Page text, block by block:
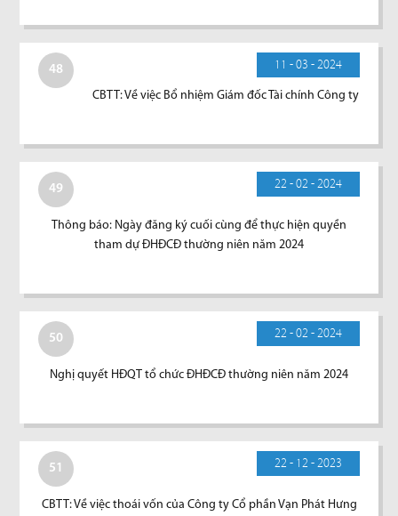
48 11 - 03 - 2024
CBTT: Về việc Bổ nhiệm Giám đốc Tài chính Công ty
49 22 - 02 - 2024
Thông báo: Ngày đăng ký cuối cùng để thực hiện quyền
tham dự ĐHĐCĐ thường niên năm 2024
50 22 - 02 - 2024
Nghị quyết HĐQT tổ chức ĐHĐCĐ thường niên năm 2024
51 22 - 12 - 2023
CBTT: Về việc thoái vốn của Công ty Cổ phần Vạn Phát Hưng